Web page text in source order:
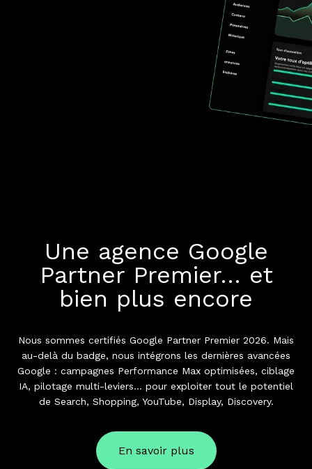
Une agence Google
Partner Premier… et
bien plus encore
Nous sommes certifiés Google Partner Premier 2026. Mais
au-delà du badge, nous intégrons les dernières avancées
Google : campagnes Performance Max optimisées, ciblage
IA, pilotage multi-leviers… pour exploiter tout le potentiel
de Search, Shopping, YouTube, Display, Discovery.
En savoir plus